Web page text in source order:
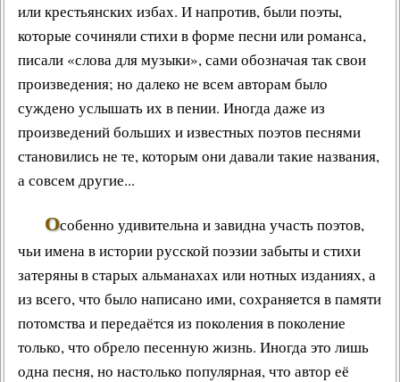
или крестьянских избах. И напротив, были поэты,
которые сочиняли стихи в форме песни или романса,
писали «слова для музыки», сами обозначая так свои
произведения; но далеко не всем авторам было
суждено услышать их в пении. Иногда даже из
произведений больших и известных поэтов песнями
становились не те, которым они давали такие названия,
а совсем другие...
Особенно удивительна и завидна участь поэтов,
чьи имена в истории русской поэзии забыты и стихи
затеряны в старых альманахах или нотных изданиях, а
из всего, что было написано ими, сохраняется в памяти
потомства и передаётся из поколения в поколение
только, что обрело песенную жизнь. Иногда это лишь
одна песня, но настолько популярная, что автор её